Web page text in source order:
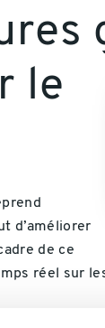
le
d’améliorer
de ce
réel sur